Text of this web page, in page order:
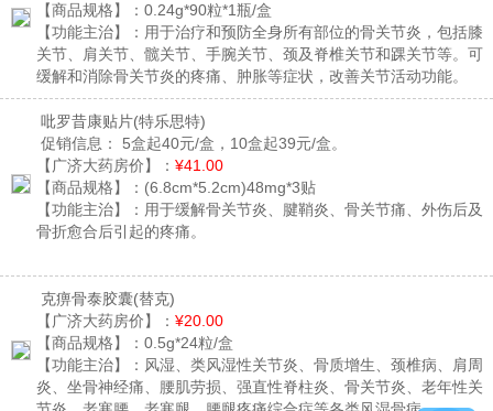
【商品规格】： 0.24g*90粒*1瓶/盒
【功能主治】： 用于治疗和预防全身所有部位的骨关节炎，包括膝
关节、肩关节、髋关节、手腕关节、颈及脊椎关节和踝关节等。可
缓解和消除骨关节炎的疼痛、肿胀等症状，改善关节活动功能。
吡罗昔康贴片(特乐思特)
促销信息：
5盒起40元/盒，10盒起39元/盒。
【广济大药房价】： ¥41.00
【商品规格】： (6.8cm*5.2cm)48mg*3贴
【功能主治】： 用于缓解骨关节炎、腱鞘炎、骨关节痛、外伤后及
骨折愈合后引起的疼痛。
克痹骨泰胶囊(替克)
【广济大药房价】： ¥20.00
【商品规格】： 0.5g*24粒/盒
【功能主治】： 风湿、类风湿性关节炎、骨质增生、颈椎病、肩周
炎、坐骨神经痛、腰肌劳损、强直性脊柱炎、骨关节炎、老年性关